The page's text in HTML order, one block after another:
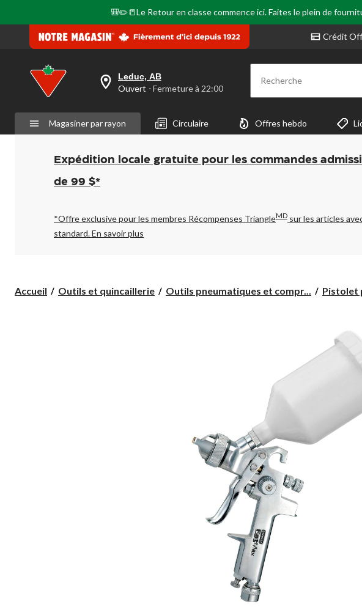
🎒✏️📒Le Retour en classe commence ici. Faites le plein de
Crédit
votre
est
Leduc,
AB,
Ouvert,
Fermeture
à
pour
changer
Leduc, AB
Ouvert ⋅ Fermeture à 22:00 Recherche
Magasiner par rayon Circulaire Offres hebdo
Expédition locale gratuite pour les commandes
de 99 $*
*Offre exclusive pour les membres Récompenses TriangleMD sur les articles
standard.En savoir plus
Accueil Outils et quincaillerie Outils pneumatiques et compr... Pistolet